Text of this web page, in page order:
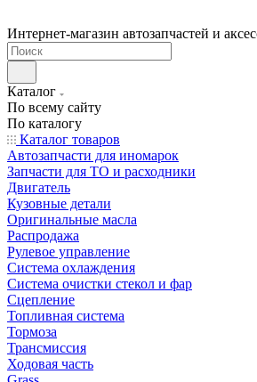
Интернет-магазин автозапчастей и
Каталог
По всему сайту
По каталогу
Каталог товаров
Автозапчасти для иномарок
Запчасти для ТО и расходники
Двигатель
Кузовные детали
Оригинальные масла
Распродажа
Рулевое управление
Система охлаждения
Система очистки стекол и фар
Сцепление
Топливная система
Тормоза
Трансмиссия
Ходовая часть